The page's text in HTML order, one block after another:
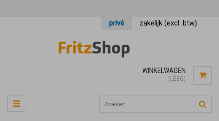
privé zakelijk (excl. btw)
WINKELWAGEN
(LEEG)